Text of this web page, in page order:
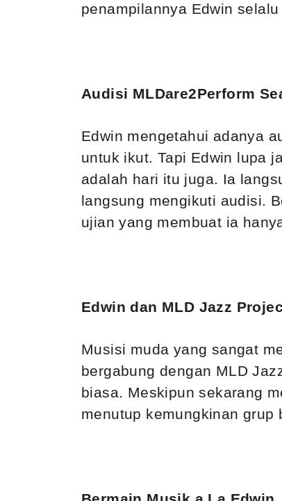
penampilannya Edwin
Audisi MLDare2Perform
Edwin mengetahui adanya
untuk ikut. Tapi Edwin lupa
adalah hari itu juga. Ia
langsung mengikuti audisi.
ujian yang membuat ia
Edwin dan MLD Jazz
Musisi muda yang sangat
bergabung dengan MLD
biasa. Meskipun sekarang
menutup kemungkinan grup